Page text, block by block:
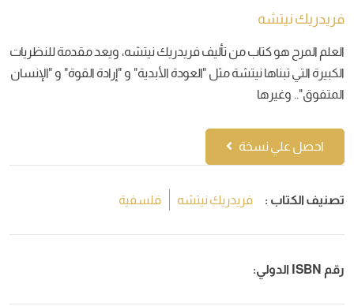
فريدريك نيتشه
العلم المرح هو كتاب من تأليف فريدريك نيتشه، ويعد مقدمة للنظريات
الكبيرة التي تبناها نيتشة مثل "العودة الأبدية" و "إرادة القوة" و "الإنسان
المتفوق".. وغيرها
احصل علي نسخة
تصنيف الكتاب : فريدريك نيتشه فلسفية
رقم ISBN الدولي: